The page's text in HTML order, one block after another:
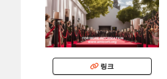
링크